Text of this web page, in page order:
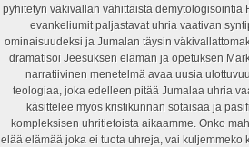
pyhitetyn väkivallan vähittäistä demytologisointia
evankeliumit paljastavat uhria vaativan
ominaisuudeksi ja Jumalan täysin
dramatisoi Jeesuksen elämän ja opetuksen
narratiivinen menetelmä avaa uusia
teologiaa, joka edelleen pitää Jumalaa uhria
käsittelee myös kristikunnan sotaisaa ja
kompleksisen uhritietoista aikaamme. Onko
elää elämää joka ei tuota uhreja, vai kuljemmeko